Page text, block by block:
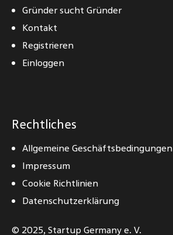
Gründer sucht Gründer
Kontakt
Registrieren
Einloggen
Rechtliches
Allgemeine Geschäftsbedingungen
Impressum
Cookie Richtlinien
Datenschutzerklärung
© 2025,Startup Germany e. V.